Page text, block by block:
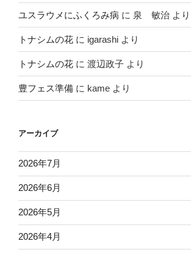
ユスラウメにふくろみ病 に 泉 敏治 より
トナシムの花 に igarashi より
トナシムの花 に 渡辺政子 より
豊フェス準備 に kame より
アーカイブ
2026年7月
2026年6月
2026年5月
2026年4月